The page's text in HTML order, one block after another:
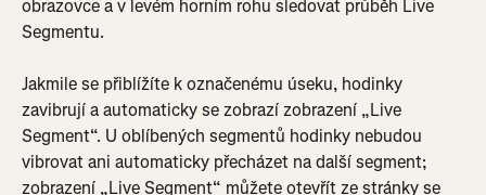
obrazovce a v levém horním rohu sledovat průběh Live
Segmentu.
Jakmile se přiblížíte k označenému úseku, hodinky
zavibrují a automaticky se zobrazí zobrazení „Live
Segment“. U oblíbených segmentů hodinky nebudou
vibrovat ani automaticky přecházet na další segment;
zobrazení „Live Segment“ můžete otevřít ze stránky se